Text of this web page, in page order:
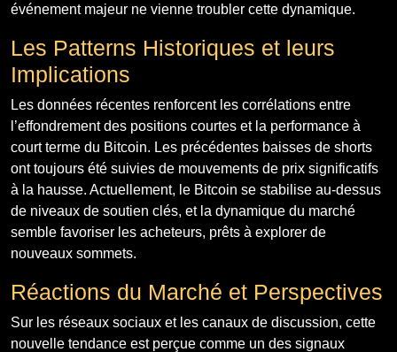
événement majeur ne vienne troubler cette dynamique.
Les Patterns Historiques et leurs
Implications
Les données récentes renforcent les corrélations entre
l’effondrement des positions courtes et la performance à
court terme du Bitcoin. Les précédentes baisses de shorts
ont toujours été suivies de mouvements de prix significatifs
à la hausse. Actuellement, le Bitcoin se stabilise au-dessus
de niveaux de soutien clés, et la dynamique du marché
semble favoriser les acheteurs, prêts à explorer de
nouveaux sommets.
Réactions du Marché et Perspectives
Sur les réseaux sociaux et les canaux de discussion, cette
nouvelle tendance est perçue comme un des signaux